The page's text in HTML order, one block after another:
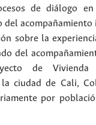
de diálogo en
del
sobre la
del
de
ciudad de Cali,
por